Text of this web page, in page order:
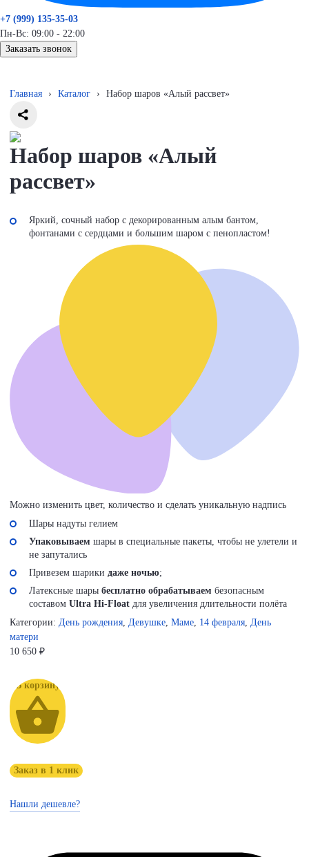
+7 (999) 135-35-03
Пн-Вс: 09:00 - 22:00
Заказать звонок
Главная › Каталог › Набор шаров «Алый рассвет»
Набор шаров «Алый
рассвет»
Яркий, сочный набор с декорированным алым бантом,
фонтанами с сердцами и большим шаром с пенопластом!
Можно изменить цвет, количество и сделать уникальную надпись
Шары надуты гелием
Упаковываем шары в специальные пакеты, чтобы не улетели и
не запутались
Привезем шарики даже ночью;
Латексные шары бесплатно обрабатываем безопасным
составом Ultra Hi-Float для увеличения длительности полёта
Категории: День рождения Девушке Маме 14 февраля День
матери
10 650 ₽
Заказ в 1 клик
Нашли дешевле?